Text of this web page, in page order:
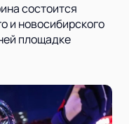
состоится
и новосибирского
площадке